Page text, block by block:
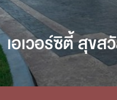
เอเวอร์ซิตี้ สุข